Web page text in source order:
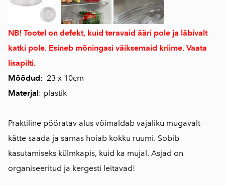
NB! Tootel on defekt, kuid teravaid ääri pole ja läbivalt
katki pole. Esineb mõningasi väiksemaid kriime. Vaata
lisapilti.
Mõõdud: 23 x 10cm
Materjal : plastik
Praktiline pööratav alus võimaldab vajaliku mugavalt
kätte saada ja samas hoiab kokku ruumi. Sobib
kasutamiseks külmkapis, kuid ka mujal. Asjad on
organiseeritud ja kergesti leitavad!